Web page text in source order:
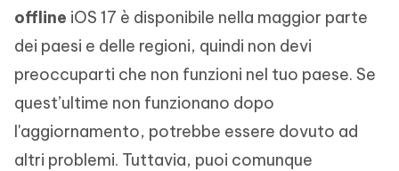
offline iOS 17 è disponibile nella maggior parte
dei paesi e delle regioni, quindi non devi
preoccuparti che non funzioni nel tuo paese. Se
quest’ultime non funzionano dopo
l'aggiornamento, potrebbe essere dovuto ad
altri problemi. Tuttavia, puoi comunque